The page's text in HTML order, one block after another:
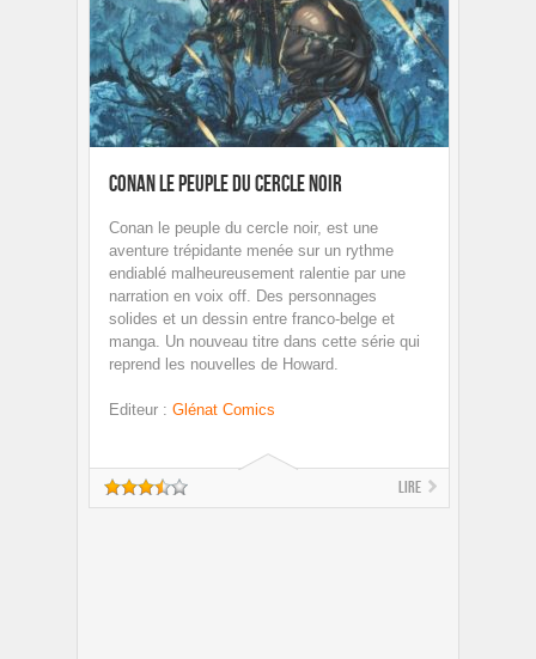
Conan Le peuple du Cercle Noir
Conan le peuple du cercle noir, est une
aventure trépidante menée sur un rythme
endiablé malheureusement ralentie par une
narration en voix off. Des personnages
solides et un dessin entre franco-belge et
manga. Un nouveau titre dans cette série qui
reprend les nouvelles de Howard.
Editeur : Glénat Comics
Lire